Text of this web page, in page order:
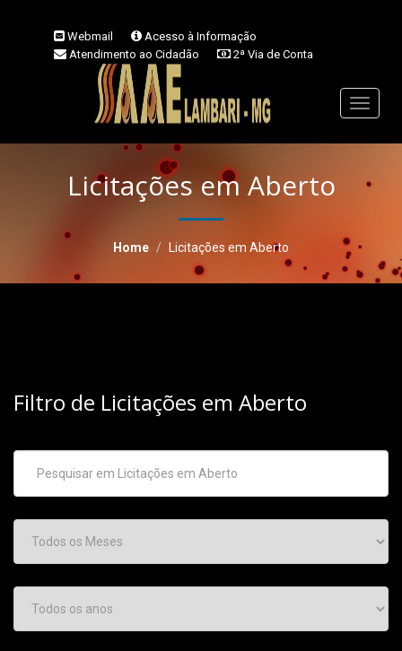
Webmail
Acesso à Informação
Atendimento ao Cidadão
2ª Via de Conta
Perguntas Frequentes
Área do Servidor
Toggle
Licitações em Aberto
Home Licitações em Aberto
Filtro de Licitações em Aberto